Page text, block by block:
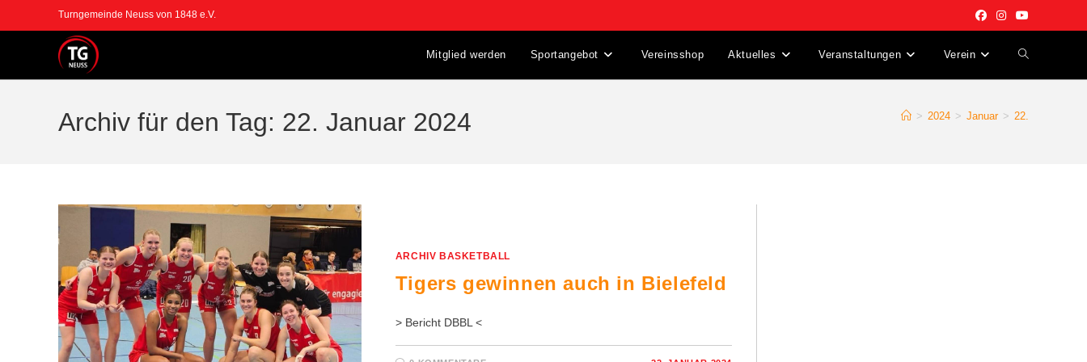
Inhalt
Turngemeinde Neuss von 1848 e.V.
Mitglied werden Sportangebot Vereinsshop Aktuelles Veranstaltungen Verein Website-
Archiv für den Tag: 22. Januar 2024 > 2024 > Januar > 22.
ARCHIV BASKETBALL
Tigers gewinnen auch in Bielefeld
> Bericht DBBL <